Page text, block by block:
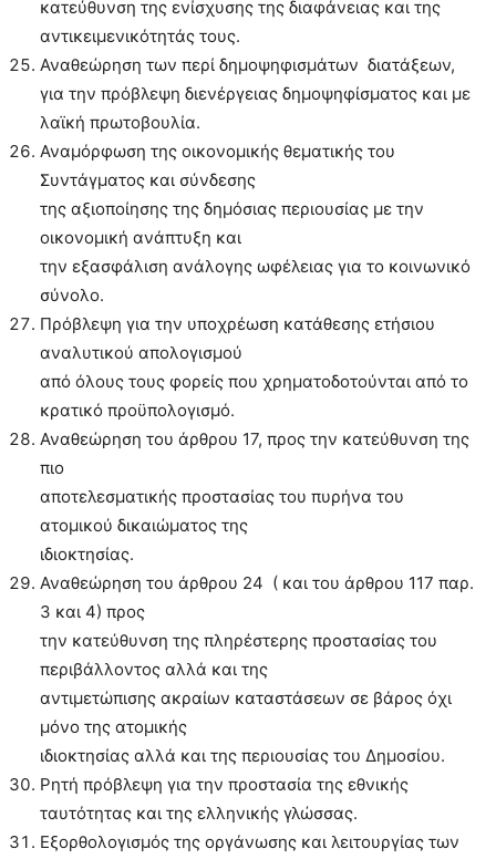
κατεύθυνση της ενίσχυσης της διαφάνειας και της
αντικειμενικότητάς τους.
Αναθεώρηση των περί δημοψηφισμάτων διατάξεων,
για την πρόβλεψη διενέργειας δημοψηφίσματος και με
λαϊκή πρωτοβουλία.
Αναμόρφωση της οικονομικής θεματικής του
Συντάγματος και σύνδεσης
της αξιοποίησης της δημόσιας περιουσίας με την
οικονομική ανάπτυξη και
την εξασφάλιση ανάλογης ωφέλειας για το κοινωνικό
σύνολο.
Πρόβλεψη για την υποχρέωση κατάθεσης ετήσιου
αναλυτικού απολογισμού
από όλους τους φορείς που χρηματοδοτούνται από το
κρατικό προϋπολογισμό.
Αναθεώρηση του άρθρου 17, προς την κατεύθυνση της
πιο
αποτελεσματικής προστασίας του πυρήνα του
ατομικού δικαιώματος της
ιδιοκτησίας.
Αναθεώρηση του άρθρου 24 ( και του άρθρου 117 παρ.
3 και 4) προς
την κατεύθυνση της πληρέστερης προστασίας του
περιβάλλοντος αλλά και της
αντιμετώπισης ακραίων καταστάσεων σε βάρος όχι
μόνο της ατομικής
ιδιοκτησίας αλλά και της περιουσίας του Δημοσίου.
Ρητή πρόβλεψη για την προστασία της εθνικής
ταυτότητας και της ελληνικής γλώσσας.
Εξορθολογισμός της οργάνωσης και λειτουργίας των